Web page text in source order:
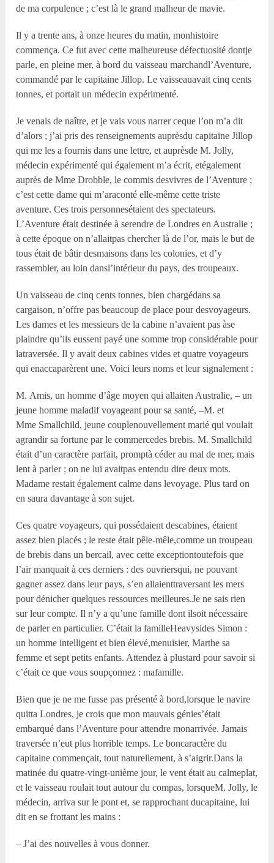
de ma corpulence ; c’est là le grand malheur de mavie.
Il y a trente ans, à onze heures du matin, monhistoire
commença. Ce fut avec cette malheureuse défectuosité dontje
parle, en pleine mer, à bord du vaisseau marchandl’Aventure,
commandé par le capitaine Jillop. Le vaisseauavait cinq cents
tonnes, et portait un médecin expérimenté.
Je venais de naître, et je vais vous narrer ceque l’on m’a dit
d’alors ; j’ai pris des renseignements auprèsdu capitaine Jillop
qui me les a fournis dans une lettre, et auprèsde M. Jolly,
médecin expérimenté qui également m’a écrit, etégalement
auprès de Mme Drobble, le commis desvivres de l’Aventure ;
c’est cette dame qui m’araconté elle-même cette triste
aventure. Ces trois personnesétaient des spectateurs.
L’Aventure était destinée à serendre de Londres en Australie ;
à cette époque on n’allaitpas chercher là de l’or, mais le but de
tous était de bâtir desmaisons dans les colonies, et d’y
rassembler, au loin dansl’intérieur du pays, des troupeaux.
Un vaisseau de cinq cents tonnes, bien chargédans sa
cargaison, n’offre pas beaucoup de place pour desvoyageurs.
Les dames et les messieurs de la cabine n’avaient pas àse
plaindre qu’ils eussent payé une somme trop considérable pour
latraversée. Il y avait deux cabines vides et quatre voyageurs
qui enaccaparèrent une. Voici leurs noms et leur signalement :
M. Amis, un homme d’âge moyen qui allaiten Australie, – un
jeune homme maladif voyageant pour sa santé, –M. et
Mme Smallchild, jeune couplenouvellement marié qui voulait
agrandir sa fortune par le commercedes brebis. M. Smallchild
était d’un caractère parfait, promptà céder au mal de mer, mais
lent à parler ; on ne lui avaitpas entendu dire deux mots.
Madame restait également calme dans levoyage. Plus tard on
en saura davantage à son sujet.
Ces quatre voyageurs, qui possédaient descabines, étaient
assez bien placés ; le reste était pêle-mêle,comme un troupeau
de brebis dans un bercail, avec cette exceptiontoutefois que
l’air manquait à ces derniers : des ouvriersqui, ne pouvant
gagner assez dans leur pays, s’en allaienttraversant les mers
pour dénicher quelques ressources meilleures.Je ne sais rien
sur leur compte. Il n’y a qu’une famille dont ilsoit nécessaire
de parler en particulier. C’était la familleHeavysides Simon :
un homme intelligent et bien élevé,menuisier, Marthe sa
femme et sept petits enfants. Attendez à plustard pour savoir si
c’était ce que vous soupçonnez : mafamille.
Bien que je ne me fusse pas présenté à bord,lorsque le navire
quitta Londres, je crois que mon mauvais génies’était
embarqué dans l’Aventure pour attendre monarrivée. Jamais
traversée n’eut plus horrible temps. Le boncaractère du
capitaine commençait, tout naturellement, à s’aigrir.Dans la
matinée du quatre-vingt-unième jour, le vent était au calmeplat,
et le vaisseau roulait tout autour du compas, lorsqueM. Jolly, le
médecin, arriva sur le pont et, se rapprochant ducapitaine, lui
dit en se frottant les mains :
– J’ai des nouvelles à vous donner.